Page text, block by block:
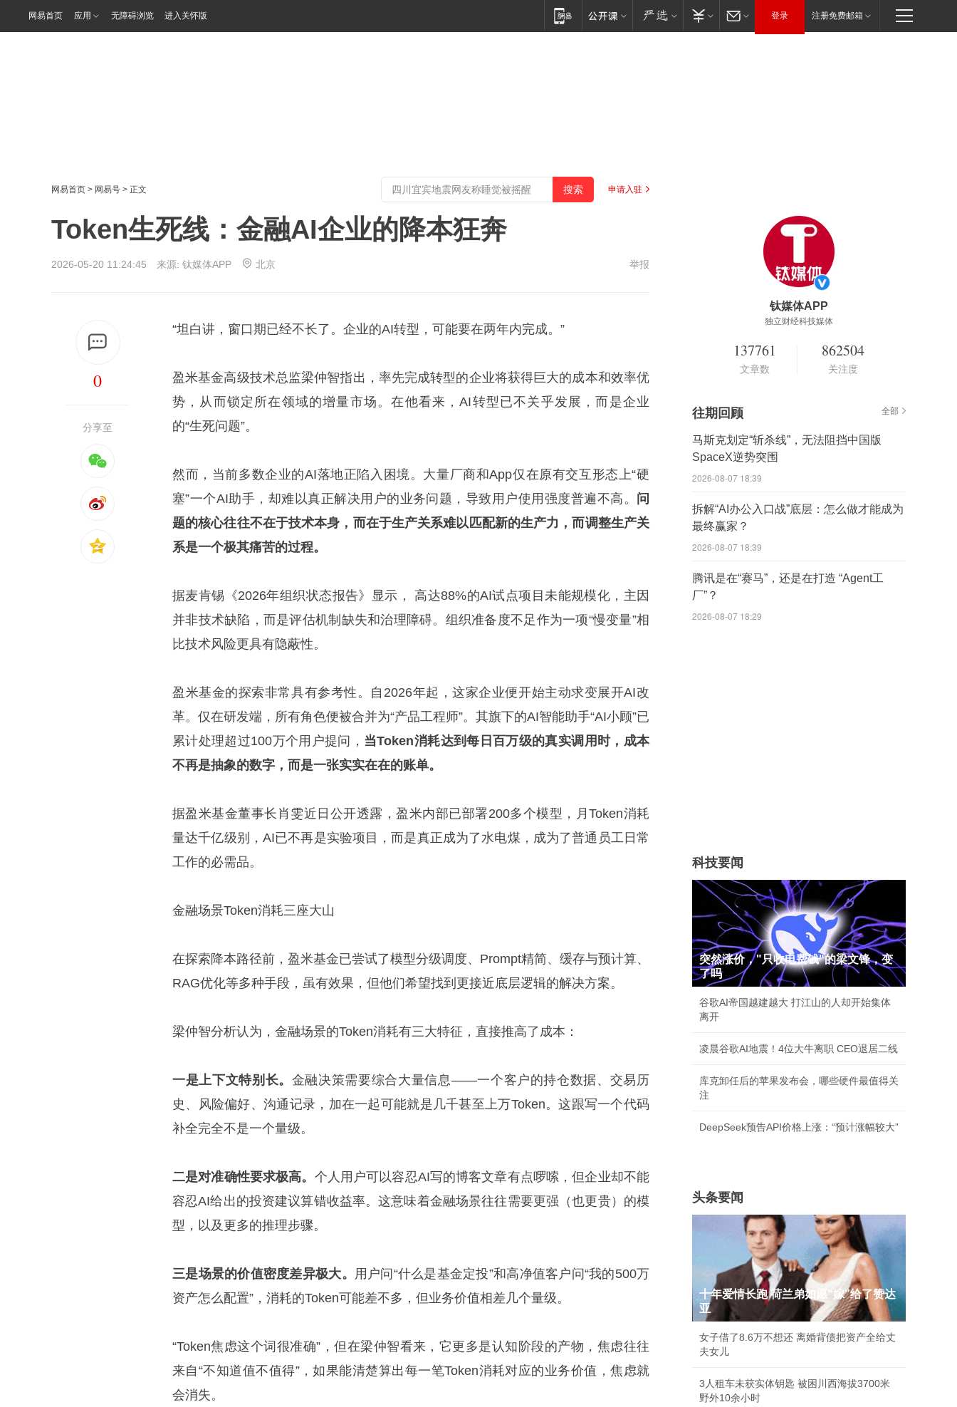
网易首页 应用 无障碍浏览 进入关怀版 登录 注册免费邮箱
网易首页 > 网易号 > 正文 申请入驻
Token生死线：金融AI企业的降本狂奔
2026-05-20 11:24:45 来源: 钛媒体APP 北京 举报
0
分享至
“坦白讲，窗口期已经不长了。企业的AI转型，可能要在两年内完成。”
盈米基金高级技术总监梁仲智指出，率先完成转型的企业将获得巨大的成本和效率优
势，从而锁定所在领域的增量市场。在他看来，AI转型已不关乎发展，而是企业
的“生死问题”。
然而，当前多数企业的AI落地正陷入困境。大量厂商和App仅在原有交互形态上“硬
塞”一个AI助手，却难以真正解决用户的业务问题，导致用户使用强度普遍不高。
问
题的核心往往不在于技术本身，而在于生产关系难以匹配新的生产力，而调整生产关
系是一个极其痛苦的过程。
据麦肯锡《2026年组织状态报告》显示， 高达88%的AI试点项目未能规模化，主因
并非技术缺陷，而是评估机制缺失和治理障碍。组织准备度不足作为一项“慢变量”相
比技术风险更具有隐蔽性。
盈米基金的探索非常具有参考性。自2026年起，这家企业便开始主动求变展开AI改
革。仅在研发端，所有角色便被合并为“产品工程师”。其旗下的AI智能助手“AI小顾”已
累计处理超过100万个用户提问， 当Token消耗达到每日百万级的真实调用时，成本
不再是抽象的数字，而是一张实实在在的账单。
据盈米基金董事长肖雯近日公开透露，盈米内部已部署200多个模型，月Token消耗
量达千亿级别，AI已不再是实验项目，而是真正成为了水电煤，成为了普通员工日常
工作的必需品。
金融场景Token消耗三座大山
在探索降本路径前，盈米基金已尝试了模型分级调度、Prompt精简、缓存与预计算、
RAG优化等多种手段，虽有效果，但他们希望找到更接近底层逻辑的解决方案。
梁仲智分析认为，金融场景的Token消耗有三大特征，直接推高了成本：
一是上下文特别长。 ⾦融决策需要综合⼤量信息——⼀个客户的持仓数据、交易历
史、⻛险偏好、沟通记录，加在⼀起可能就是⼏千甚⾄上万Token。这跟写⼀个代码
补全完全不是⼀个量级。
二是对准确性要求极高。 个人用户可以容忍AI写的博客文章有点啰嗦，但企业却不能
容忍AI给出的投资建议算错收益率。这意味着金融场景往往需要更强（也更贵）的模
型，以及更多的推理步骤。
三是场景的价值密度差异极大。
用户问“什么是基金定投”和高净值客户问“我的500万
资产怎么配置”，消耗的Token可能差不多，但业务价值相差几个量级。
“Token焦虑这个词很准确”，但在梁仲智看来，它更多是认知阶段的产物，焦虑往往
来自“不知道值不值得”，如果能清楚算出每一笔Token消耗对应的业务价值，焦虑就
会消失。
钛媒体APP
独立财经科技媒体
137761
文章数
862504
关注度
往期回顾 全部
马斯克划定“斩杀线”，无法阻挡中国版
SpaceX逆势突围
2026-08-07 18:39
拆解“AI办公入口战”底层：怎么做才能成为
最终赢家？
2026-08-07 18:39
腾讯是在“赛马”，还是在打造 “Agent工
厂”？
2026-08-07 18:29
科技要闻
突然涨价，"只收电费钱"的梁文锋，变
了吗
谷歌AI帝国越建越大 打江山的人却开始集体
离开
凌晨谷歌AI地震！4位大牛离职 CEO退居二线
库克卸任后的苹果发布会，哪些硬件最值得关
注
DeepSeek预告API价格上涨：“预计涨幅较大”
头条要闻
十年爱情长跑 荷兰弟如愿“嫁”给了赞达
亚
女子借了8.6万不想还 离婚背债把资产全给丈
夫女儿
3人租车未获实体钥匙 被困川西海拔3700米
野外10余小时